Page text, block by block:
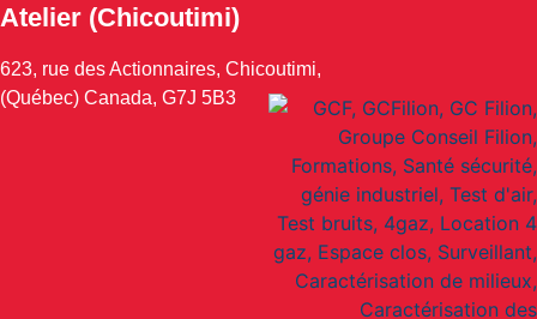
Atelier (Chicoutimi)
623, rue des Actionnaires, Chicoutimi,
(Québec) Canada, G7J 5B3